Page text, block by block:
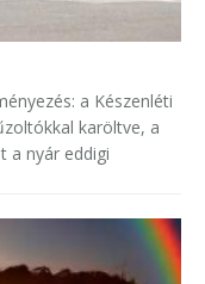
a Készenléti
karöltve, a
a nyár eddigi